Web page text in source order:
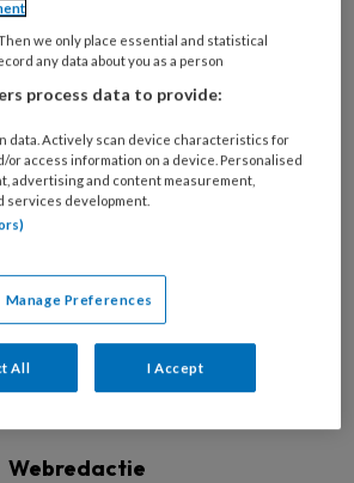
doppler-apparaat
ellen van kruining
stemvork
Webredactie
we only place essential and statistical
any data about you as a person
process data to provide:
data. Actively scan device characteristics for
or access information on a device. Personalised
advertising and content measurement,
services development.
Manage Preferences
All I Accept